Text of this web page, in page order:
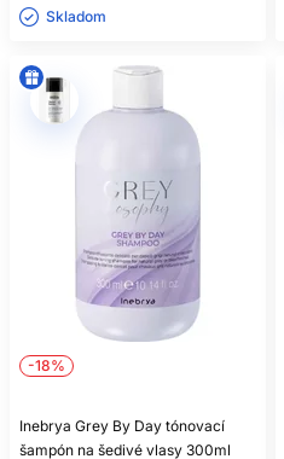
Skladom ㅤ
-18%
Inebrya Grey By Day tónovací
šampón na šedivé vlasy 300ml